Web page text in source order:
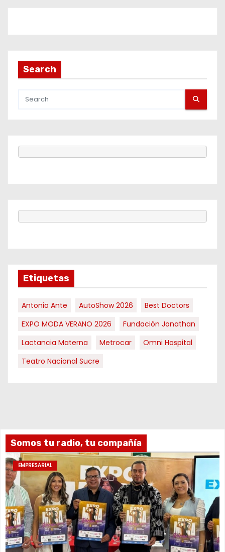
Search
Etiquetas
Antonio Ante AutoShow 2026
Best Doctors
EXPO MODA VERANO 2026
Fundación Jonathan
Lactancia Materna
Metrocar
Omni Hospital
Teatro Nacional Sucre
Somos tu radio, tu compañía
EMPRESARIAL